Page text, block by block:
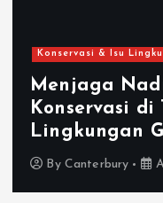
Konservasi & Isu
Menjaga
Konservasi di
Lingkungan
By Canterbury